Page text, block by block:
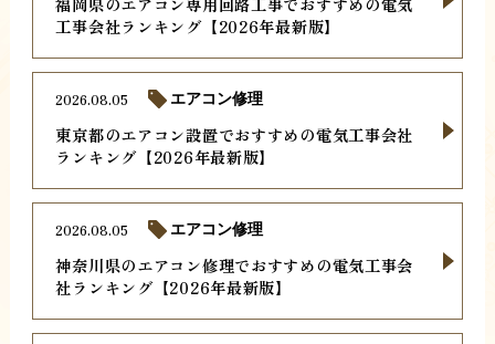
工事会社ランキング【2026年最新版】
東京都のエアコン設置でおすすめの電気工事会社
ランキング【2026年最新版】
2026.08.05 エアコン修理
神奈川県のエアコン修理でおすすめの電気工事会
社ランキング【2026年最新版】
2026.08.05 エアコン修理